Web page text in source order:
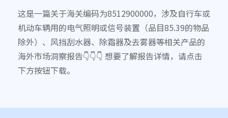
这是一篇关于海关编码为8512900000，涉及自行车或
机动车辆用的电气照明或信号装置（品目85.39的物品
除外）、风挡刮水器、除霜器及去雾器等相关产品的
海外市场洞察报告👇👇👇 想要了解报告详情，请点击
下方按钮下载。